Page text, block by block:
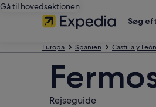
Gå til hovedsektionen
Søg
Europa Spanien Castilla y León
Rejseguide